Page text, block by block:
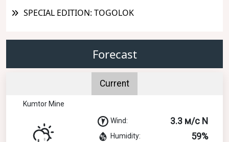
SPECIAL EDITION: TOGOLOK
Forecast
Current
Kumtor Mine
Wind: 3.3 м/с N
Humidity: 59%